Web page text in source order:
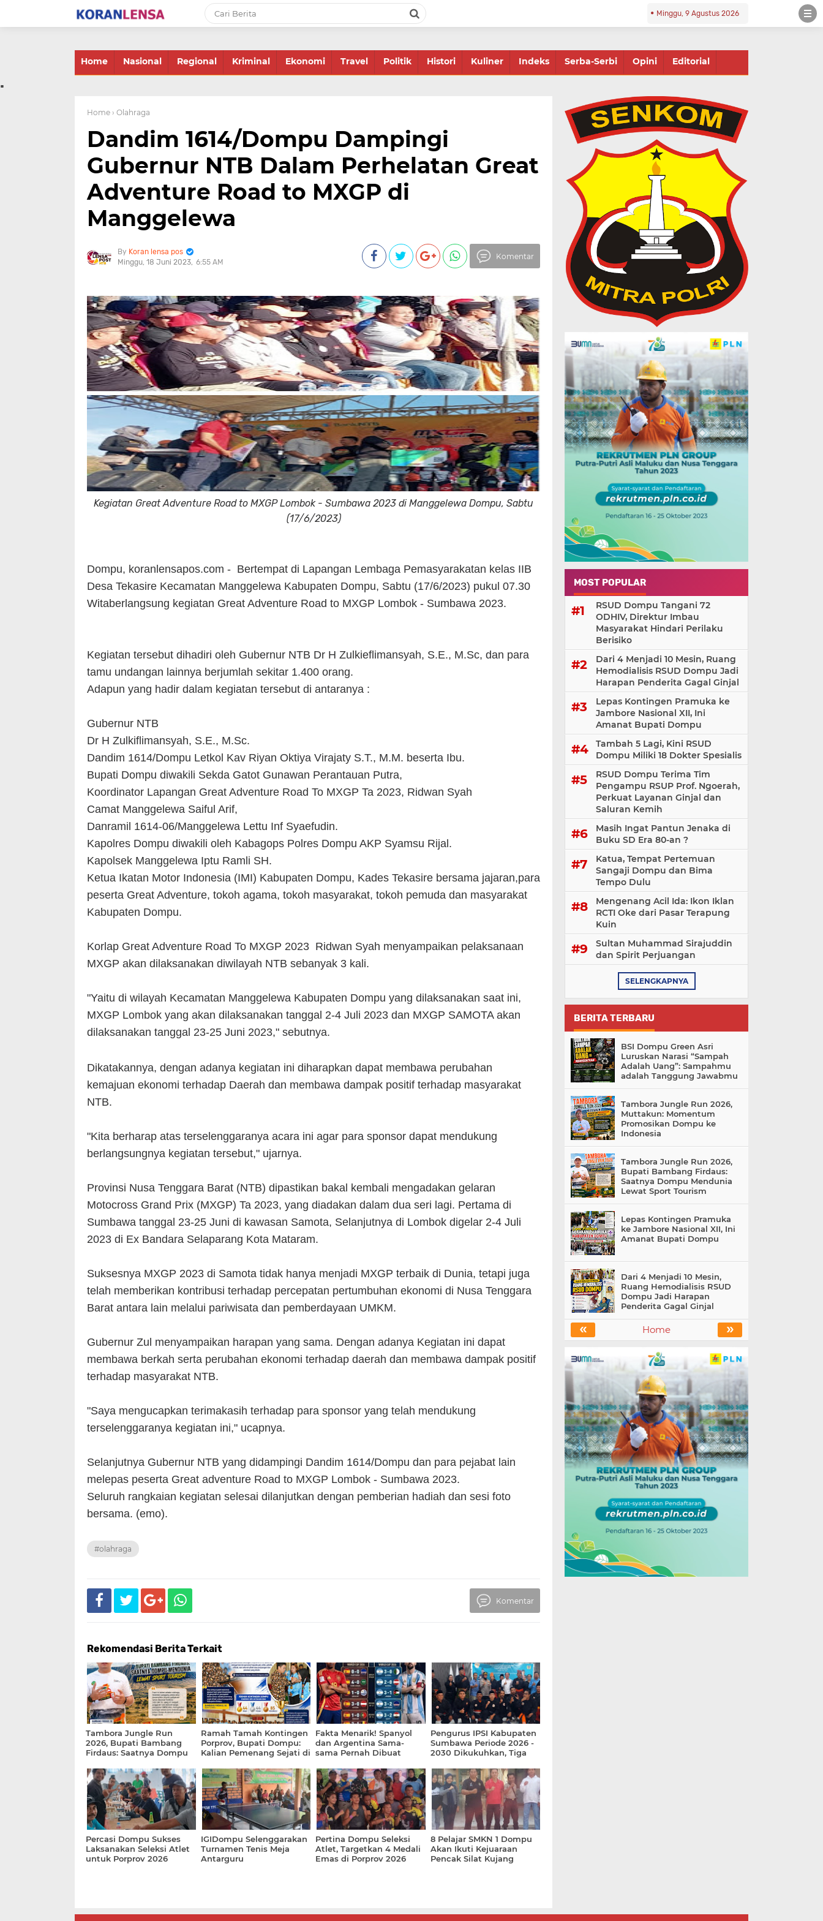
Minggu, 9 Agustus 2026
Home Nasional Regional Kriminal Ekonomi Travel Politik Histori Kuliner Indeks Serba-Serbi Opini Editorial
.
Home › Olahraga
Dandim 1614/Dompu Dampingi
Gubernur NTB Dalam Perhelatan Great
Adventure Road to MXGP di
Manggelewa
Koran lensa pos
Minggu, 18 Juni 2023 6:55 AM
Komentar
Kegiatan Great Adventure Road to MXGP Lombok - Sumbawa 2023 di Manggelewa Dompu, Sabtu
(17/6/2023)
Dompu, koranlensapos.com - Bertempat di Lapangan Lembaga Pemasyarakatan kelas IIB
Desa Tekasire Kecamatan Manggelewa Kabupaten Dompu, Sabtu (17/6/2023) pukul 07.30
Witaberlangsung kegiatan Great Adventure Road to MXGP Lombok - Sumbawa 2023.
Kegiatan tersebut dihadiri oleh Gubernur NTB Dr H Zulkieflimansyah, S.E., M.Sc, dan para
tamu undangan lainnya berjumlah sekitar 1.400 orang.
Adapun yang hadir dalam kegiatan tersebut di antaranya :
Gubernur NTB
Dr H Zulkiflimansyah, S.E., M.Sc.
Dandim 1614/Dompu Letkol Kav Riyan Oktiya Virajaty S.T., M.M. beserta Ibu.
Bupati Dompu diwakili Sekda Gatot Gunawan Perantauan Putra,
Koordinator Lapangan Great Adventure Road To MXGP Ta 2023, Ridwan Syah
Camat Manggelewa Saiful Arif,
Danramil 1614-06/Manggelewa Lettu Inf Syaefudin.
Kapolres Dompu diwakili oleh Kabagops Polres Dompu AKP Syamsu Rijal.
Kapolsek Manggelewa Iptu Ramli SH.
Ketua Ikatan Motor Indonesia (IMI) Kabupaten Dompu, Kades Tekasire bersama jajaran,para
peserta Great Adventure, tokoh agama, tokoh masyarakat, tokoh pemuda dan masyarakat
Kabupaten Dompu.
Korlap Great Adventure Road To MXGP 2023 Ridwan Syah menyampaikan pelaksanaan
MXGP akan dilaksanakan diwilayah NTB sebanyak 3 kali.
"Yaitu di wilayah Kecamatan Manggelewa Kabupaten Dompu yang dilaksanakan saat ini,
MXGP Lombok yang akan dilaksanakan tanggal 2-4 Juli 2023 dan MXGP SAMOTA akan
dilaksanakan tanggal 23-25 Juni 2023," sebutnya.
Dikatakannya, dengan adanya kegiatan ini diharapkan dapat membawa perubahan
kemajuan ekonomi terhadap Daerah dan membawa dampak positif terhadap masyarakat
NTB.
"Kita berharap atas terselenggaranya acara ini agar para sponsor dapat mendukung
berlangsungnya kegiatan tersebut," ujarnya.
Provinsi Nusa Tenggara Barat (NTB) dipastikan bakal kembali mengadakan gelaran
Motocross Grand Prix (MXGP) Ta 2023, yang diadakan dalam dua seri lagi. Pertama di
Sumbawa tanggal 23-25 Juni di kawasan Samota, Selanjutnya di Lombok digelar 2-4 Juli
2023 di Ex Bandara Selaparang Kota Mataram.
Suksesnya MXGP 2023 di Samota tidak hanya menjadi MXGP terbaik di Dunia, tetapi juga
telah memberikan kontribusi terhadap percepatan pertumbuhan ekonomi di Nusa Tenggara
Barat antara lain melalui pariwisata dan pemberdayaan UMKM.
Gubernur Zul menyampaikan harapan yang sama. Dengan adanya Kegiatan ini dapat
membawa berkah serta perubahan ekonomi terhadap daerah dan membawa dampak positif
terhadap masyarakat NTB.
"Saya mengucapkan terimakasih terhadap para sponsor yang telah mendukung
terselenggaranya kegiatan ini," ucapnya.
Selanjutnya Gubernur NTB yang didampingi Dandim 1614/Dompu dan para pejabat lain
melepas peserta Great adventure Road to MXGP Lombok - Sumbawa 2023.
Seluruh rangkaian kegiatan selesai dilanjutkan dengan pemberian hadiah dan sesi foto
bersama. (emo).
#olahraga
Komentar
Rekomendasi Berita Terkait
Tambora Jungle Run
2026, Bupati Bambang
Firdaus: Saatnya Dompu
Tourism
Ramah Tamah Kontingen
Porprov, Bupati Dompu:
Kalian Pemenang Sejati di
Fakta Menarik! Spanyol
dan Argentina Sama-
sama Pernah Dibuat
Verde
Pengurus IPSI Kabupaten
Sumbawa Periode 2026 -
2030 Dikukuhkan, Tiga
Digandeng
Percasi Dompu Sukses
Laksanakan Seleksi Atlet
untuk Porprov 2026
IGIDompu Selenggarakan
Turnamen Tenis Meja
Antarguru
Pertina Dompu Seleksi
Atlet, Targetkan 4 Medali
Emas di Porprov 2026
8 Pelajar SMKN 1 Dompu
Akan Ikuti Kejuaraan
Pencak Silat Kujang
MOST POPULAR
RSUD Dompu Tangani 72
ODHIV, Direktur Imbau
Masyarakat Hindari Perilaku
Berisiko
Dari 4 Menjadi 10 Mesin, Ruang
Hemodialisis RSUD Dompu Jadi
Harapan Penderita Gagal Ginjal
Lepas Kontingen Pramuka ke
Jambore Nasional XII, Ini
Amanat Bupati Dompu
Tambah 5 Lagi, Kini RSUD
Dompu Miliki 18 Dokter Spesialis
RSUD Dompu Terima Tim
Pengampu RSUP Prof. Ngoerah,
Perkuat Layanan Ginjal dan
Saluran Kemih
Masih Ingat Pantun Jenaka di
Buku SD Era 80-an ?
Katua, Tempat Pertemuan
Sangaji Dompu dan Bima
Tempo Dulu
Mengenang Acil Ida: Ikon Iklan
RCTI Oke dari Pasar Terapung
Kuin
Sultan Muhammad Sirajuddin
dan Spirit Perjuangan
SELENGKAPNYA
BERITA TERBARU
BSI Dompu Green Asri
Luruskan Narasi “Sampah
Adalah Uang”: Sampahmu
adalah Tanggung Jawabmu
Tambora Jungle Run 2026,
Muttakun: Momentum
Promosikan Dompu ke
Indonesia
Tambora Jungle Run 2026,
Bupati Bambang Firdaus:
Saatnya Dompu Mendunia
Lewat Sport Tourism
Lepas Kontingen Pramuka
ke Jambore Nasional XII, Ini
Amanat Bupati Dompu
Dari 4 Menjadi 10 Mesin,
Ruang Hemodialisis RSUD
Dompu Jadi Harapan
Penderita Gagal Ginjal
« »
Home